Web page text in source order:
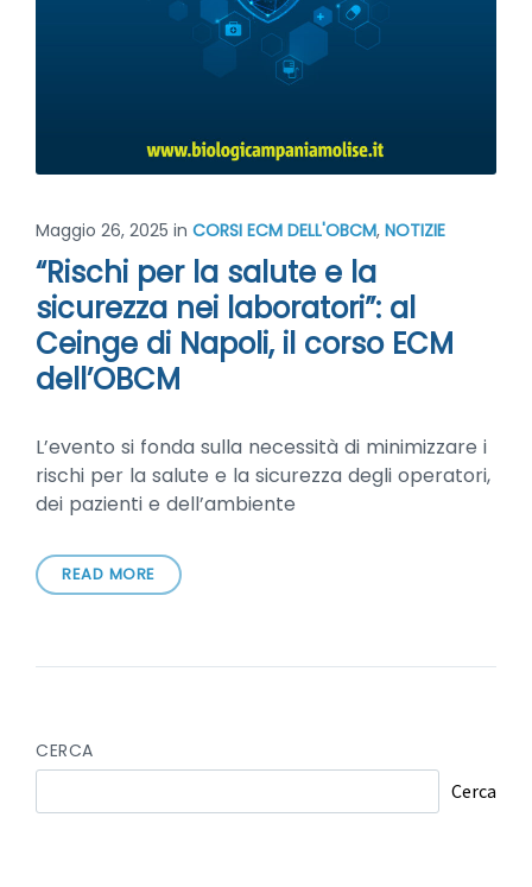
Maggio 26, 2025 in CORSI ECM DELL'OBCM, NOTIZIE
“Rischi per la salute e la
sicurezza nei laboratori”: al
Ceinge di Napoli, il corso ECM
dell’OBCM
L’evento si fonda sulla necessità di minimizzare i
rischi per la salute e la sicurezza degli operatori,
dei pazienti e dell’ambiente
READ MORE
CERCA
Cerca